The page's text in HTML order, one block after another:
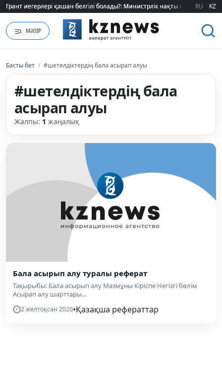
Грант иегерлері қашан белгілі болады?: Министрлік нақты мерзімді
Грант иегерлері қашан белгілі болады?: Министрлік нақты мерзімді
RU KZ
МӘЗІР
Басты бет / #шетелдіктердің бала асырап алуы
#шетелдіктердің бала
асырап алуы
Жалпы: 1 жаңалық
Бала асырып алу туралы реферат
Тақырыбы: Бала асырып алу Мазмұны Кіріспе Негізгі бөлім
Асырап алу шарттары...
2 желтоқсан 2020•Қазақша рефераттар